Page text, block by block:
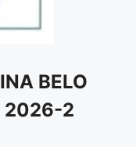
BELO
2026-2